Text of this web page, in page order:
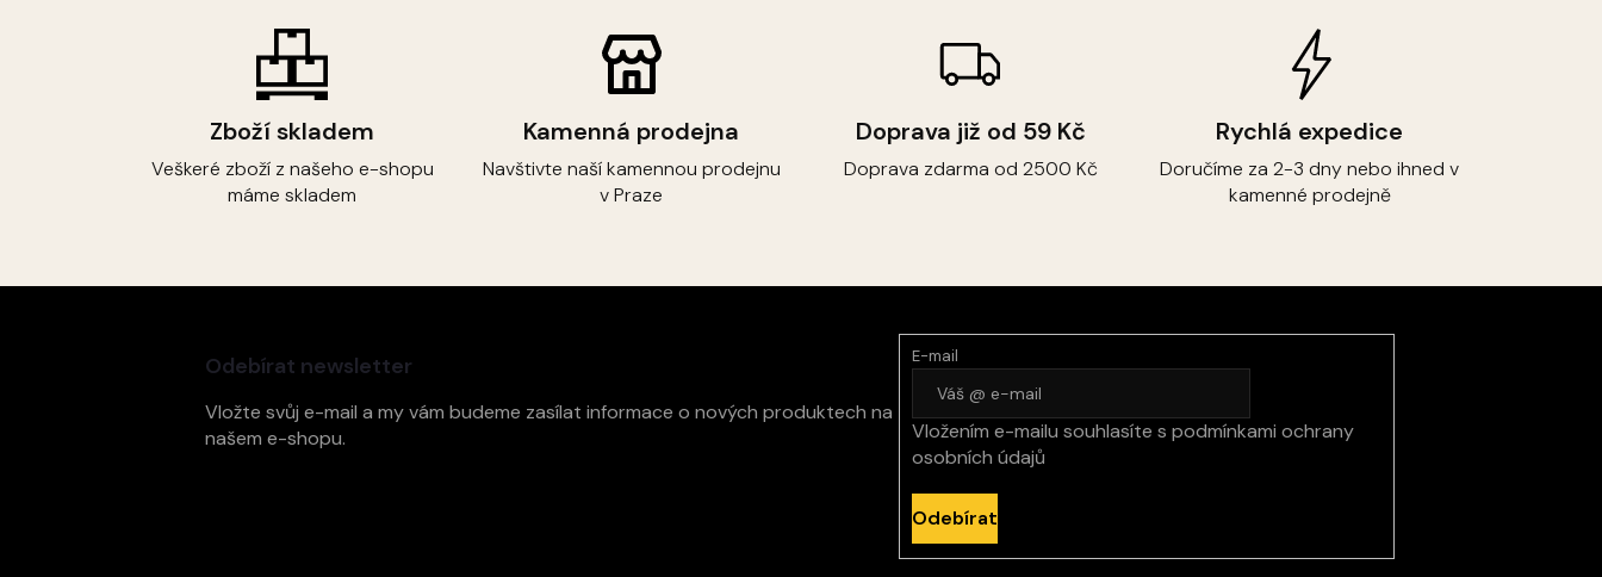
Zboží skladem
Veškeré zboží z našeho e-shopu
máme skladem
Kamenná prodejna
Navštivte naší kamennou prodejnu
v Praze
Doprava již od 59 Kč
Doprava zdarma od 2500 Kč
Rychlá expedice
Doručíme za 2-3 dny nebo ihned v
kamenné prodejně
Odebírat newsletter
Vložte svůj e-mail a my vám budeme zasílat informace o nových produktech na
našem e-shopu.
E-mail
Vložením e-mailu souhlasíte s podmínkami ochrany
osobních údajů
Odebírat